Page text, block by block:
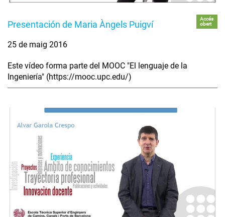
Presentación de Maria Àngels Puigví
Accés
obert
25 de maig 2016
Este vídeo forma parte del MOOC "El lenguaje de la
Ingeniería" (https://mooc.upc.edu/)